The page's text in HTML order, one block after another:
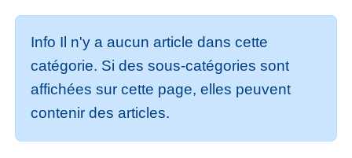
Info Il n'y a aucun article dans cette
catégorie. Si des sous-catégories sont
affichées sur cette page, elles peuvent
contenir des articles.